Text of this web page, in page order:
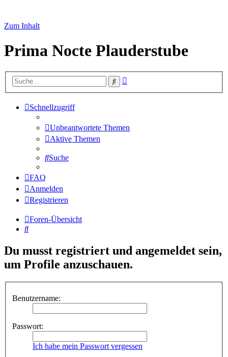
Zum Inhalt
Prima Nocte Plauderstube
Suche
Schnellzugriff
Unbeantwortete Themen
Aktive Themen
Suche
FAQ
Anmelden
Registrieren
Foren-Übersicht
Suche
Du musst registriert und angemeldet sein,
um Profile anzuschauen.
Benutzername:
Passwort:
Ich habe mein Passwort vergessen